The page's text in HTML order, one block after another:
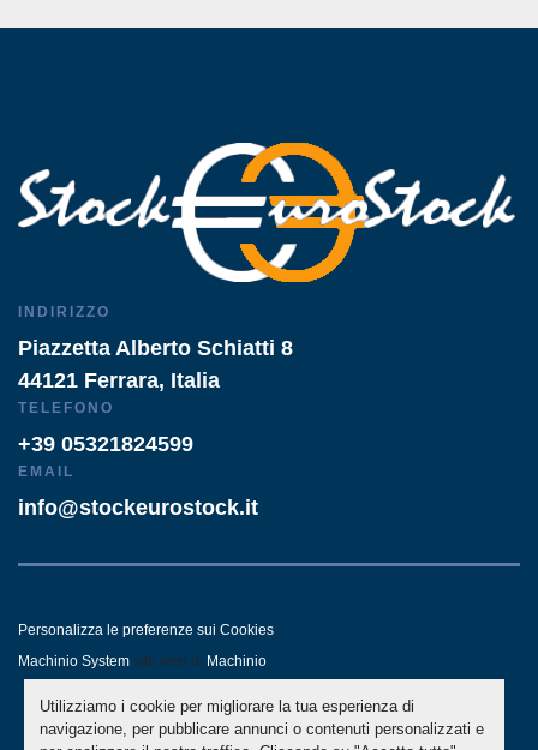
Utilizziamo i cookie per migliorare la tua esperienza di
navigazione, per pubblicare annunci o contenuti personalizzati e
INDIRIZZO
Piazzetta Alberto Schiatti 8
44121 Ferrara, Italia
TELEFONO
+39 05321824599
EMAIL
info@stockeurostock.it
Personalizza le preferenze sui Cookies
Machinio System sito web di Machinio
- LINKEDIN - WHATSAPP